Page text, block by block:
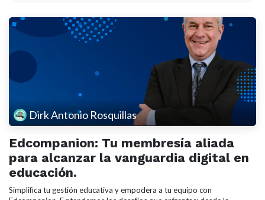
Dirk Antonio Rosquillas
Edcompanion: Tu membresía aliada
para alcanzar la vanguardia digital en
educación.
Simplifica tu gestión educativa y empodera a tu equipo con